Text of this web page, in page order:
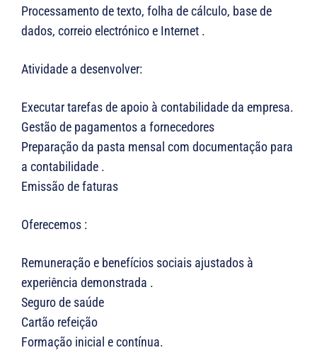
Processamento de texto, folha de cálculo, base de
dados, correio electrónico e Internet .
Atividade a desenvolver:
Executar tarefas de apoio à contabilidade da empresa.
Gestão de pagamentos a fornecedores
Preparação da pasta mensal com documentação para
a contabilidade .
Emissão de faturas
Oferecemos :
Remuneração e benefícios sociais ajustados à
experiência demonstrada .
Seguro de saúde
Cartão refeição
Formação inicial e contínua.